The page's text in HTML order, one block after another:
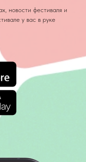
новости фестиваля и
у вас в руке